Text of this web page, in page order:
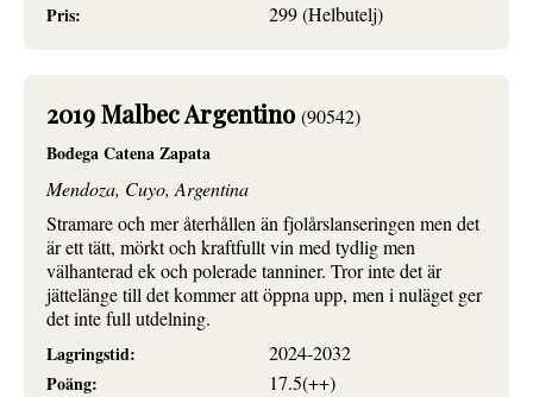
Pris:
299 (Helbutelj)
2019 Malbec Argentino (90542)
Bodega Catena Zapata
Mendoza, Cuyo, Argentina
Stramare och mer återhållen än fjolårslanseringen men det
är ett tätt, mörkt och kraftfullt vin med tydlig men
välhanterad ek och polerade tanniner. Tror inte det är
jättelänge till det kommer att öppna upp, men i nuläget ger
det inte full utdelning.
Lagringstid:
2024-2032
Poäng:
17.5(++)